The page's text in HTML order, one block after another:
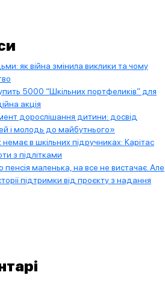
як війна змінила виклики та чому
5000 “Шкільних портфеликів” для
акція
дорослішання дитини: досвід
і молодь до майбутнього»
немає в шкільних підручниках: Карітас
з підлітками
пенсія маленька, на все не вистачає. Але
підтримки від проєкту з надання